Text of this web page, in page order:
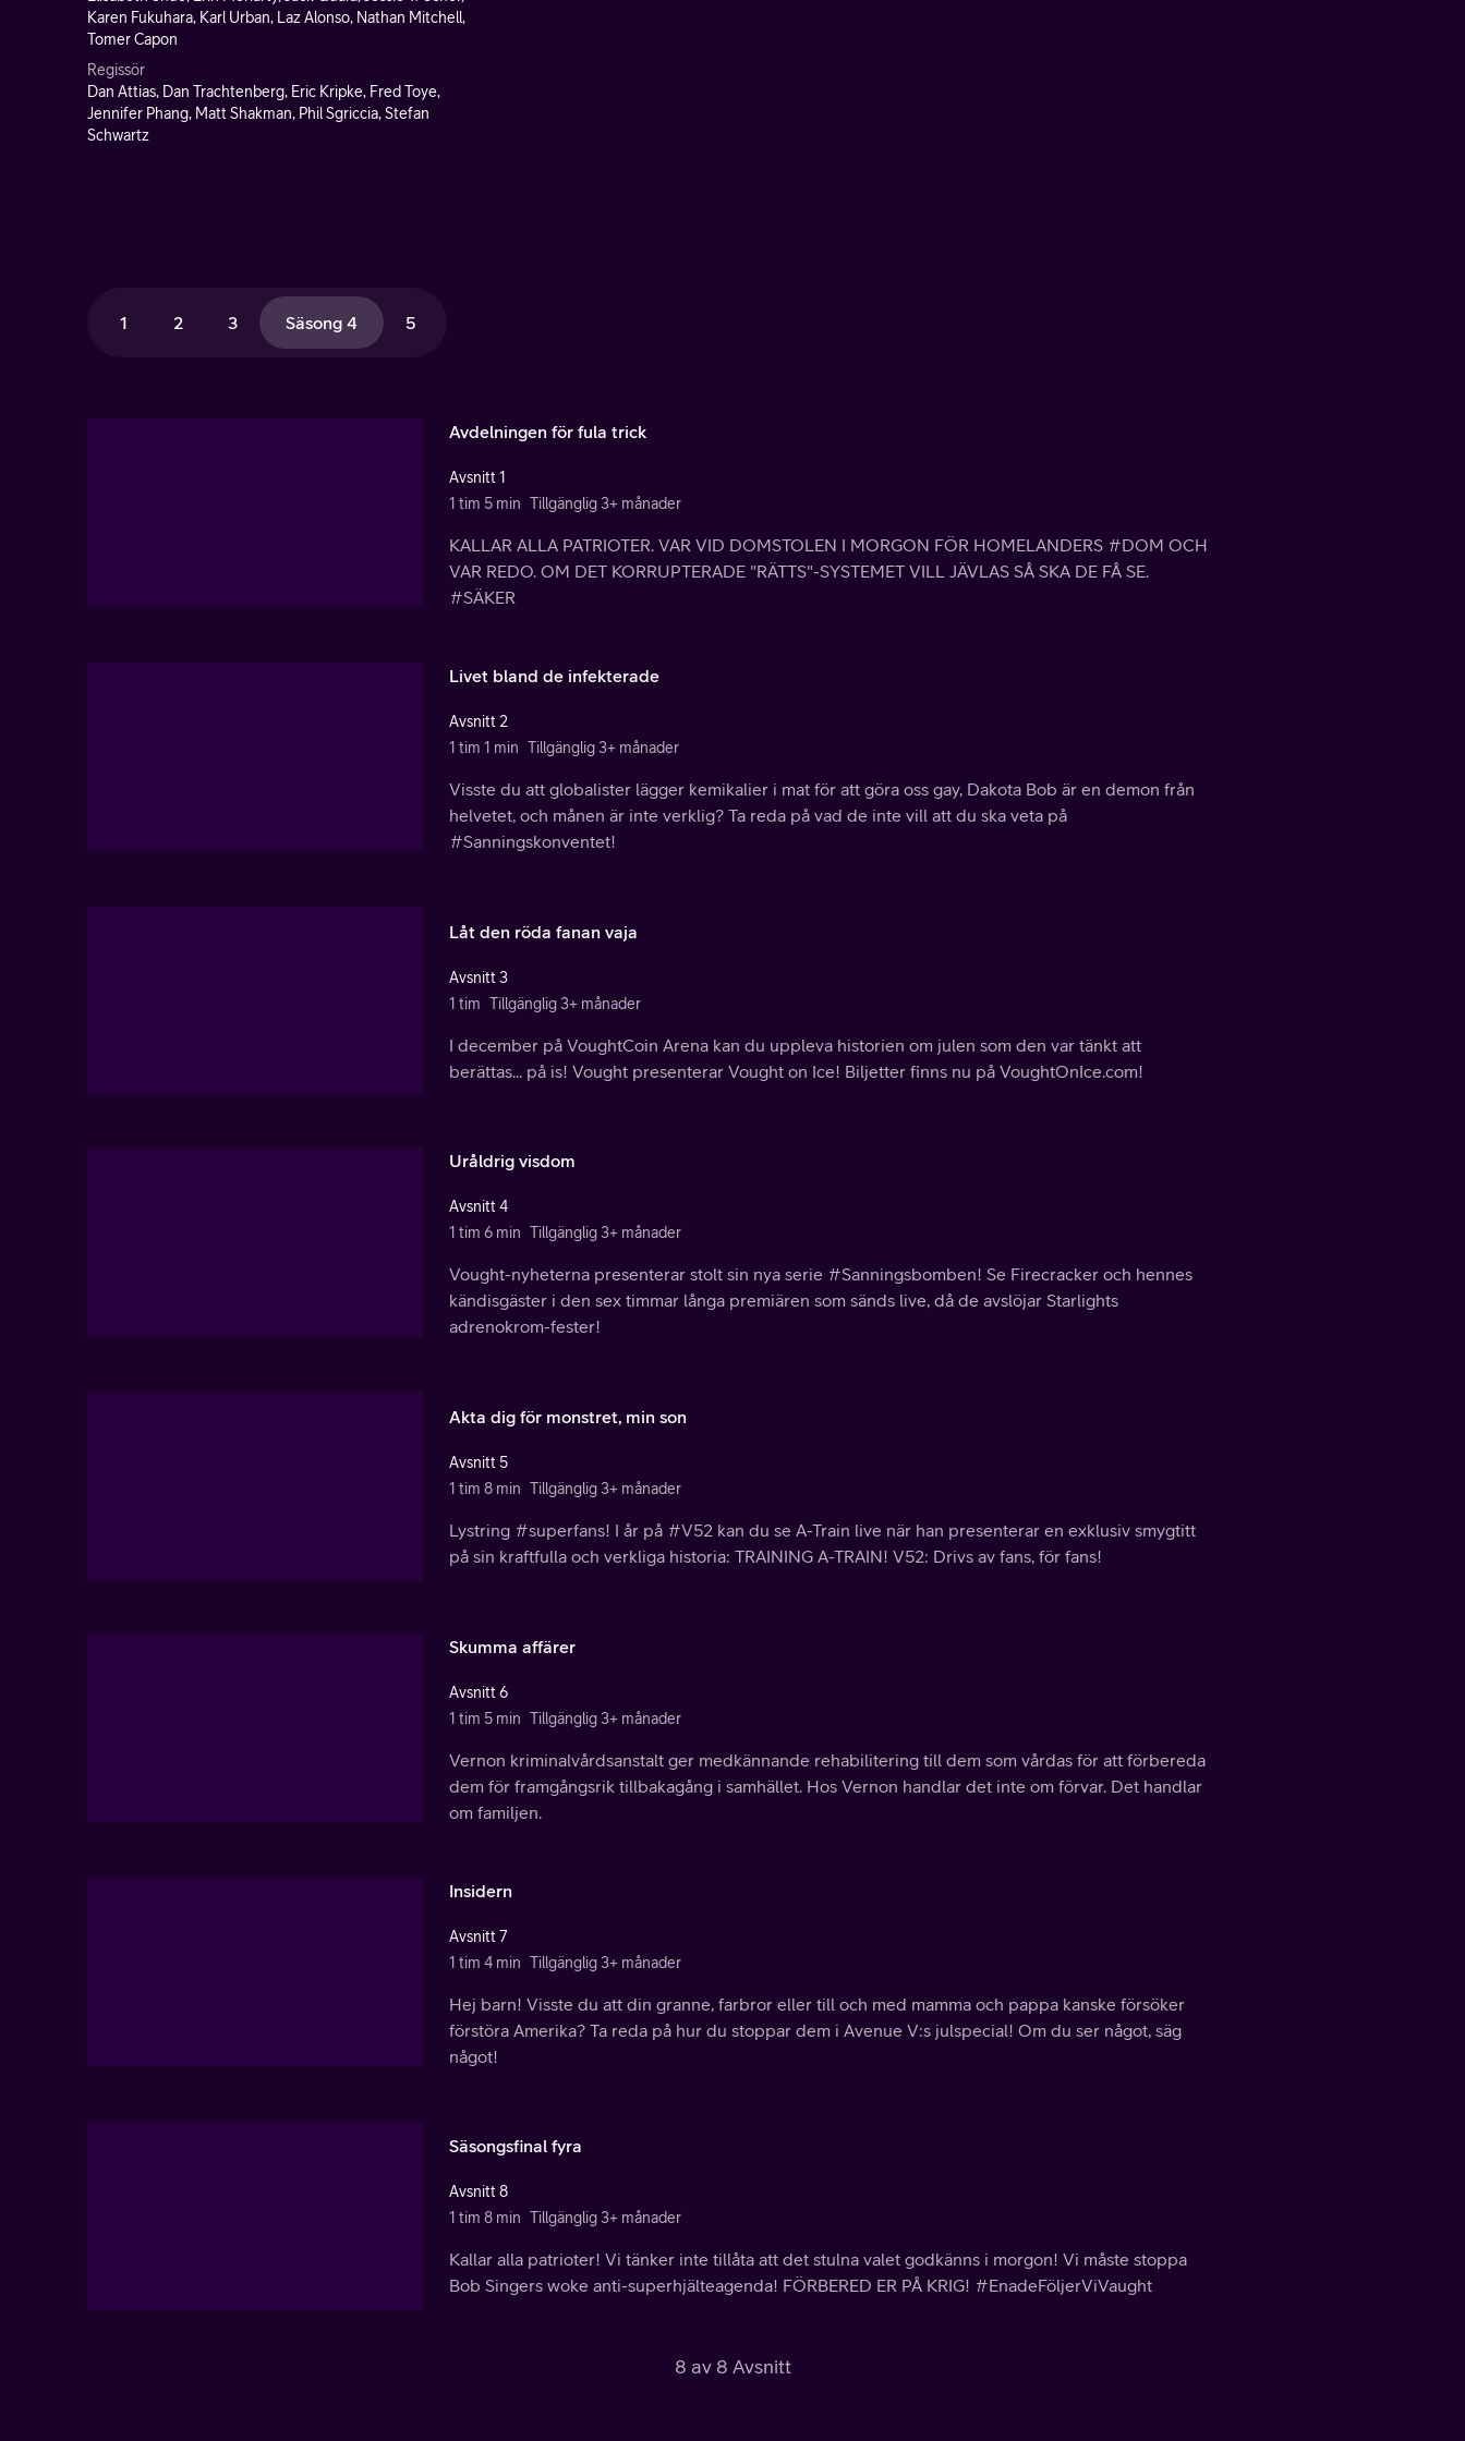
Karen Fukuhara, Karl Urban, Laz Alonso, Nathan Mitchell,
Tomer Capon
Regissör
Dan Attias, Dan Trachtenberg, Eric Kripke, Fred Toye,
Jennifer Phang, Matt Shakman, Phil Sgriccia, Stefan
Schwartz
1 2 3 Säsong 4 5
Avdelningen för fula trick
Avsnitt 1
1 tim 5 min Tillgänglig 3+ månader
KALLAR ALLA PATRIOTER. VAR VID DOMSTOLEN I MORGON FÖR HOMELANDERS #DOM OCH
VAR REDO. OM DET KORRUPTERADE "RÄTTS"-SYSTEMET VILL JÄVLAS SÅ SKA DE FÅ SE.
#SÄKER
Livet bland de infekterade
Avsnitt 2
1 tim 1 min Tillgänglig 3+ månader
Visste du att globalister lägger kemikalier i mat för att göra oss gay, Dakota Bob är en demon från
helvetet, och månen är inte verklig? Ta reda på vad de inte vill att du ska veta på
#Sanningskonventet!
Låt den röda fanan vaja
Avsnitt 3
1 tim Tillgänglig 3+ månader
I december på VoughtCoin Arena kan du uppleva historien om julen som den var tänkt att
berättas... på is! Vought presenterar Vought on Ice! Biljetter finns nu på VoughtOnIce.com!
Uråldrig visdom
Avsnitt 4
1 tim 6 min Tillgänglig 3+ månader
Vought-nyheterna presenterar stolt sin nya serie #Sanningsbomben! Se Firecracker och hennes
kändisgäster i den sex timmar långa premiären som sänds live, då de avslöjar Starlights
adrenokrom-fester!
Akta dig för monstret, min son
Avsnitt 5
1 tim 8 min Tillgänglig 3+ månader
Lystring #superfans! I år på #V52 kan du se A-Train live när han presenterar en exklusiv smygtitt
på sin kraftfulla och verkliga historia: TRAINING A-TRAIN! V52: Drivs av fans, för fans!
Skumma affärer
Avsnitt 6
1 tim 5 min Tillgänglig 3+ månader
Vernon kriminalvårdsanstalt ger medkännande rehabilitering till dem som vårdas för att förbereda
dem för framgångsrik tillbakagång i samhället. Hos Vernon handlar det inte om förvar. Det handlar
om familjen.
Insidern
Avsnitt 7
1 tim 4 min Tillgänglig 3+ månader
Hej barn! Visste du att din granne, farbror eller till och med mamma och pappa kanske försöker
förstöra Amerika? Ta reda på hur du stoppar dem i Avenue V:s julspecial! Om du ser något, säg
något!
Säsongsfinal fyra
Avsnitt 8
1 tim 8 min Tillgänglig 3+ månader
Kallar alla patrioter! Vi tänker inte tillåta att det stulna valet godkänns i morgon! Vi måste stoppa
Bob Singers woke anti-superhjälteagenda! FÖRBERED ER PÅ KRIG! #EnadeFöljerViVaught
8 av 8 Avsnitt